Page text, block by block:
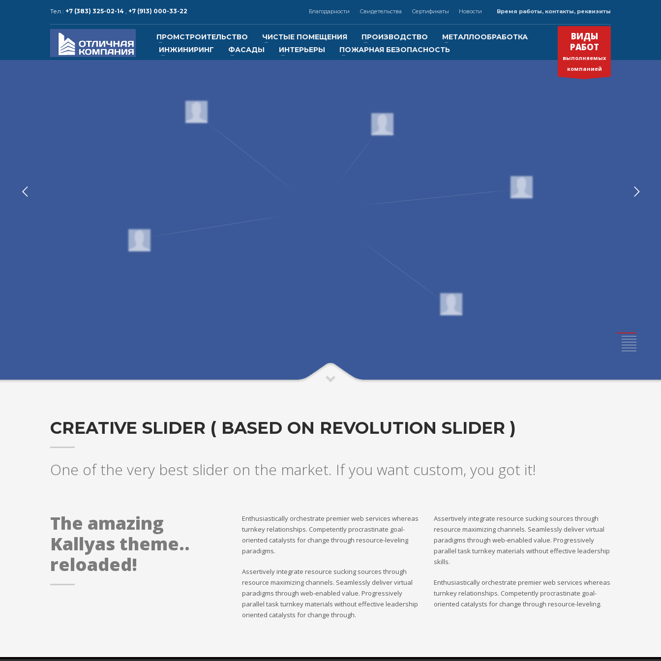
КОНТАКТЫ и РЕКВИЗИТЫ
1
Адрес:
2 Контакты:
Тел.: +7 (913) 000-33-22
электронная почта: info@otlcom.com
www.otlcom.com
3
Реквизиты:
Сибирском банке ПАО Сбербанк
БИК 045004641
ВРЕМЯ РАБОТЫ
Будем рады Вашему звонку!
Тел.: +7 (383) 325-02-14 , +7 (913) 000-33-22 Благодарности Свидетельства Сертификаты Новости Время работы, контакты, реквизиты
ПРОМСТРОИТЕЛЬСТВО ЧИСТЫЕ ПОМЕЩЕНИЯ ПРОИЗВОДСТВО
МЕТАЛЛООБРАБОТКА
ИНЖИНИРИНГ
ФАСАДЫ ИНТЕРЬЕРЫ ПОЖАРНАЯ БЕЗОПАСНОСТЬ
ВИДЫ
РАБОТ
выполняемых
компанией
CREATIVE SLIDER ( BASED ON REVOLUTION SLIDER )
One of the very best slider on the market. If you want custom, you got it!
The amazing
Kallyas theme..
reloaded!
Enthusiastically orchestrate premier web services whereas
turnkey relationships. Competently procrastinate goal-
oriented catalysts for change through resource-leveling
paradigms.
Assertively integrate resource sucking sources through
resource maximizing channels. Seamlessly deliver virtual
paradigms through web-enabled value. Progressively
parallel task turnkey materials without effective leadership
oriented catalysts for change through.
Assertively integrate resource sucking sources through
resource maximizing channels. Seamlessly deliver virtual
paradigms through web-enabled value. Progressively
parallel task turnkey materials without effective leadership
skills.
Enthusiastically orchestrate premier web services whereas
turnkey relationships. Competently procrastinate goal-
oriented catalysts for change through resource-leveling.